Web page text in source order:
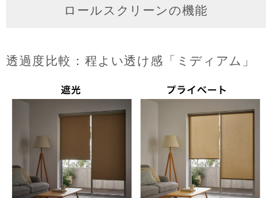
ロールスクリーンの機能
透過度比較：程よい透け感「ミディアム」